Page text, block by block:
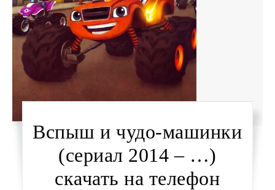
Вспыш и чудо-машинки
(сериал 2014 – …)
скачать на телефон